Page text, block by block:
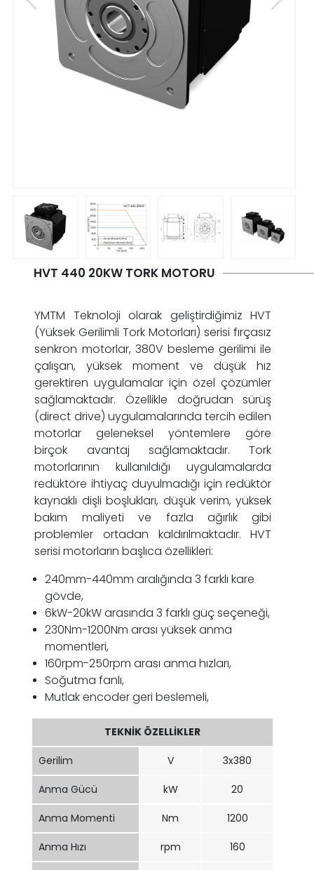
HVT 440 20KW TORK MOTORU
YMTM Teknoloji olarak geliştirdiğimiz HVT
(Yüksek Gerilimli Tork Motorları) serisi fırçasız
senkron motorlar, 380V besleme gerilimi ile
çalışan, yüksek moment ve düşük hız
gerektiren uygulamalar için özel çözümler
sağlamaktadır. Özellikle doğrudan sürüş
(direct drive) uygulamalarında tercih edilen
motorlar geleneksel yöntemlere göre
birçok avantaj sağlamaktadır. Tork
motorlarının kullanıldığı uygulamalarda
redüktöre ihtiyaç duyulmadığı için redüktör
kaynaklı dişli boşlukları, düşük verim, yüksek
bakım maliyeti ve fazla ağırlık gibi
problemler ortadan kaldırılmaktadır. HVT
serisi motorların başlıca özellikleri:
240mm-440mm aralığında 3 farklı kare
gövde,
6kW-20kW arasında 3 farklı güç seçeneği,
230Nm-1200Nm arası yüksek anma
momentleri,
160rpm-250rpm arası anma hızları,
Soğutma fanlı,
Mutlak encoder geri beslemeli,
TEKNİK ÖZELLİKLER
Gerilim V 3x380
Anma Gücü kW 20
Anma Momenti Nm 1200
Anma Hızı rpm 160